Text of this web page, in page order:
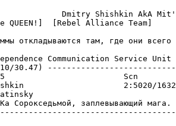
Dmitry Shishkin AkA
QUEEN!]  [Rebel Alliance Team]
откладываются там, где они всего
Communication Service
30.47)
из 1295
2:5020/
А Ка Сорокседьмой,